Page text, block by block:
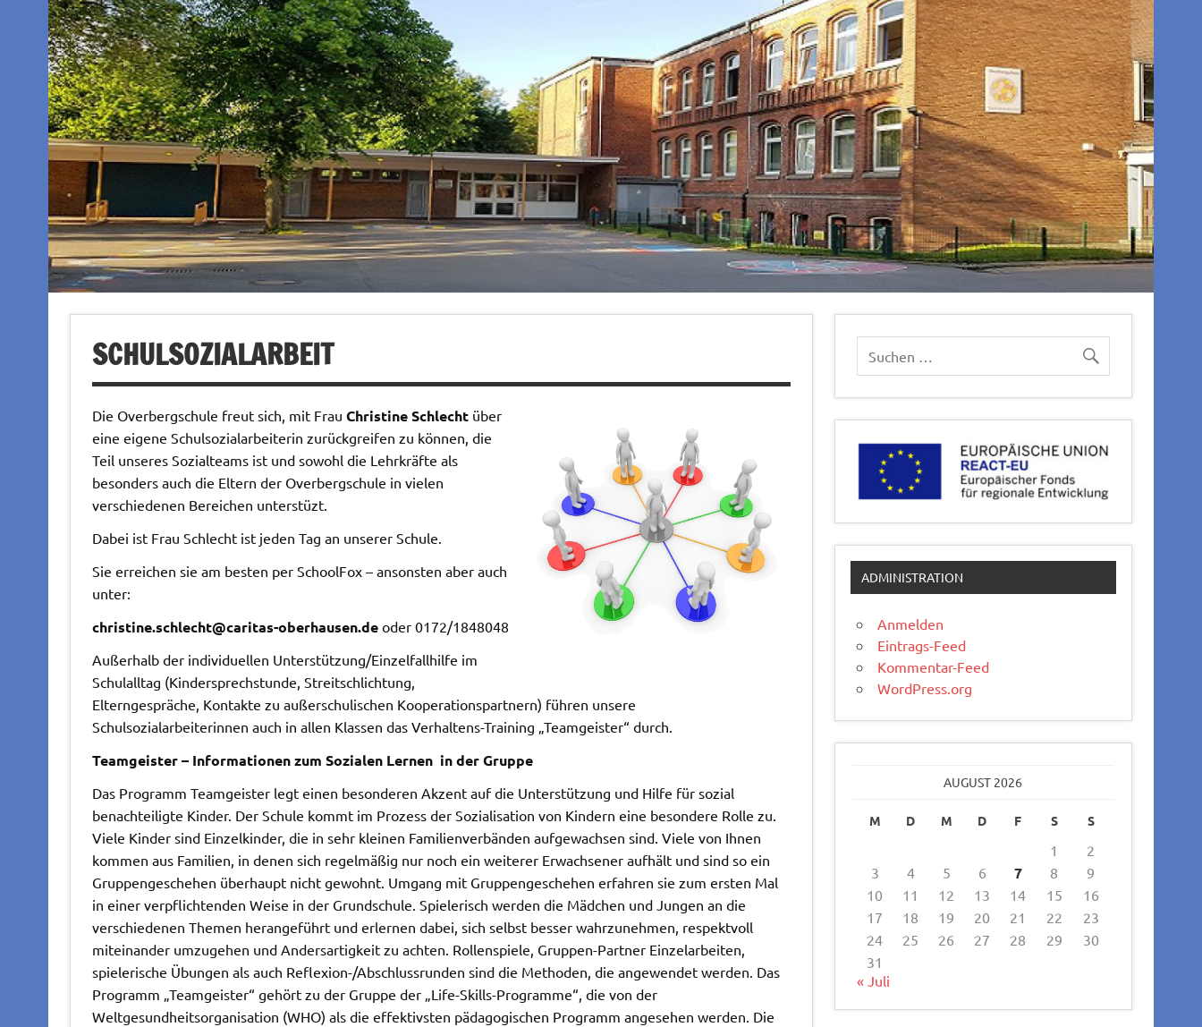
SCHULSOZIALARBEIT
Die Overbergschule freut sich, mit Frau Christine Schlecht über
eine eigene Schulsozialarbeiterin zurückgreifen zu können, die
Teil unseres Sozialteams ist und sowohl die Lehrkräfte als
besonders auch die Eltern der Overbergschule in vielen
verschiedenen Bereichen unterstüzt.
Dabei ist Frau Schlecht ist jeden Tag an unserer Schule.
Sie erreichen sie am besten per SchoolFox – ansonsten aber auch
unter:
christine.schlecht@caritas-oberhausen.deoder 0172/1848048
Außerhalb der individuellen Unterstützung/Einzelfallhilfe im
Schulalltag (Kindersprechstunde, Streitschlichtung,
Elterngespräche, Kontakte zu außerschulischen Kooperationspartnern) führen unsere
Schulsozialarbeiterinnen auch in allen Klassen das Verhaltens-Training „Teamgeister“ durch.
Teamgeister – Informationen zum Sozialen Lernen in der Gruppe
Das Programm Teamgeister legt einen besonderen Akzent auf die Unterstützung und Hilfe für sozial
benachteiligte Kinder. Der Schule kommt im Prozess der Sozialisation von Kindern eine besondere Rolle zu.
Viele Kinder sind Einzelkinder, die in sehr kleinen Familienverbänden aufgewachsen sind. Viele von Ihnen
kommen aus Familien, in denen sich regelmäßig nur noch ein weiterer Erwachsener aufhält und sind so ein
Gruppengeschehen überhaupt nicht gewohnt. Umgang mit Gruppengeschehen erfahren sie zum ersten Mal
in einer verpflichtenden Weise in der Grundschule. Spielerisch werden die Mädchen und Jungen an die
verschiedenen Themen herangeführt und erlernen dabei, sich selbst besser wahrzunehmen, respektvoll
miteinander umzugehen und Andersartigkeit zu achten. Rollenspiele, Gruppen-Partner Einzelarbeiten,
spielerische Übungen als auch Reflexion-/Abschlussrunden sind die Methoden, die angewendet werden. Das
Programm „Teamgeister“ gehört zu der Gruppe der „Life-Skills-Programme“, die von der
Weltgesundheitsorganisation (WHO) als die effektivsten pädagogischen Programm angesehen werden. Die
ADMINISTRATION
Anmelden
Eintrags-Feed
Kommentar-Feed
WordPress.org
AUGUST 2026
M D M D F S S
1
2
3
4 5 6 7 8
9
10
11 12 13 14 15
16
17
18 19 20 21 22
23
24
25 26 27 28 29
30
31
« Juli